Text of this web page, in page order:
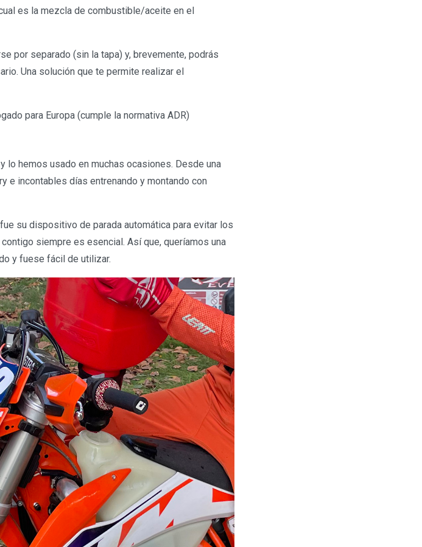
es la mezcla de combustible/aceite en el
por separado (sin la tapa) y, brevemente, podrás
Una solución que te permite realizar el
para Europa (cumple la normativa ADR)
lo hemos usado en muchas ocasiones. Desde una
e incontables días entrenando y montando con
su dispositivo de parada automática para evitar los
siempre es esencial. Así que, queríamos una
y fuese fácil de utilizar.